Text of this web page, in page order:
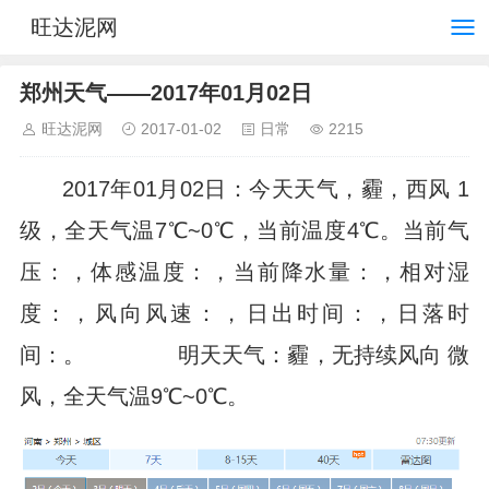
旺达泥网
郑州天气——2017年01月02日
旺达泥网 2017-01-02 日常 2215
2017年01月02日：今天天气，霾，西风 1
级，全天气温7℃~0℃，当前温度4℃。当前气
压：，体感温度：，当前降水量：，相对湿
度：，风向风速：，日出时间：，日落时
间：。 明天天气：霾，无持续风向 微
风，全天气温9℃~0℃。